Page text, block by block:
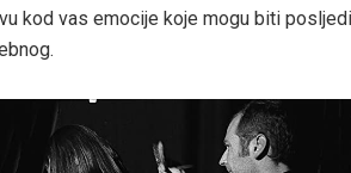
kod vas emocije koje mogu biti